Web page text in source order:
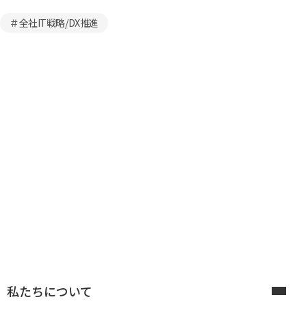
＃全社IT戦略/DX推進
私たちについて